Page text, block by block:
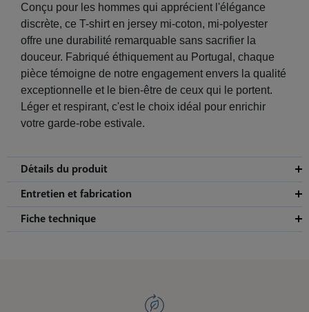
Conçu pour les hommes qui apprécient l'élégance
discrète, ce T-shirt en jersey mi-coton, mi-polyester
offre une durabilité remarquable sans sacrifier la
douceur. Fabriqué éthiquement au Portugal, chaque
pièce témoigne de notre engagement envers la qualité
exceptionnelle et le bien-être de ceux qui le portent.
Léger et respirant, c'est le choix idéal pour enrichir
votre garde-robe estivale.
Détails du produit
Entretien et fabrication
Fiche technique